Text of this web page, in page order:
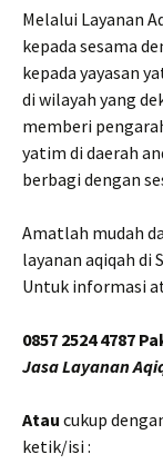
Melalui Layanan
kepada sesama
kepada yayasan
di wilayah yang
memberi
yatim di daerah
berbagi dengan
Amatlah mudah
layanan aqiqah di
Untuk informasi
0857 2524 4787
Jasa Layanan
Atau cukup
ketik/isi :